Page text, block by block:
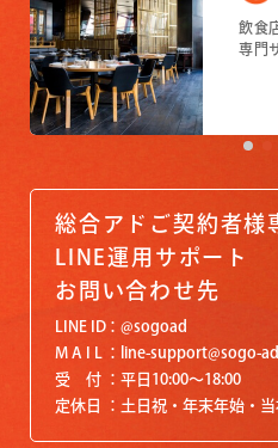
小売
専門
フィ
専門
飲食
専門
小売
専門
フィ
専門
総合アドご契約者様
LINE運用サポート
お問い合わせ先
LINE ID
@sogoad
M A I L
line-support@sogo-
受 付
平日10:00〜18:00
定休日
土日祝・年末年始・当